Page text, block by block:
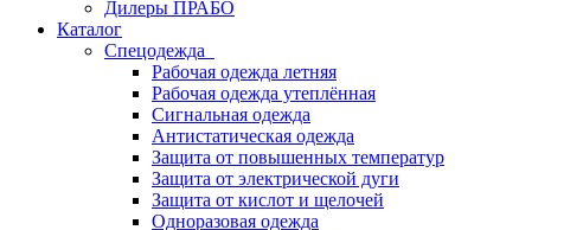
Дилеры ПРАБО
Каталог
Спецодежда
Рабочая одежда летняя
Рабочая одежда утеплённая
Сигнальная одежда
Антистатическая одежда
Защита от повышенных температур
Защита от электрической дуги
Защита от кислот и щелочей
Одноразовая одежда